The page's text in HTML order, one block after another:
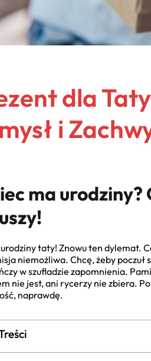
dla
i
ma urodziny?
taty! Znowu ten dylemat.
niemożliwa. Chcę, żeby
w szufladzie zapomnienia.
nie jest, ani rycerzy nie zbiera.
naprawdę.